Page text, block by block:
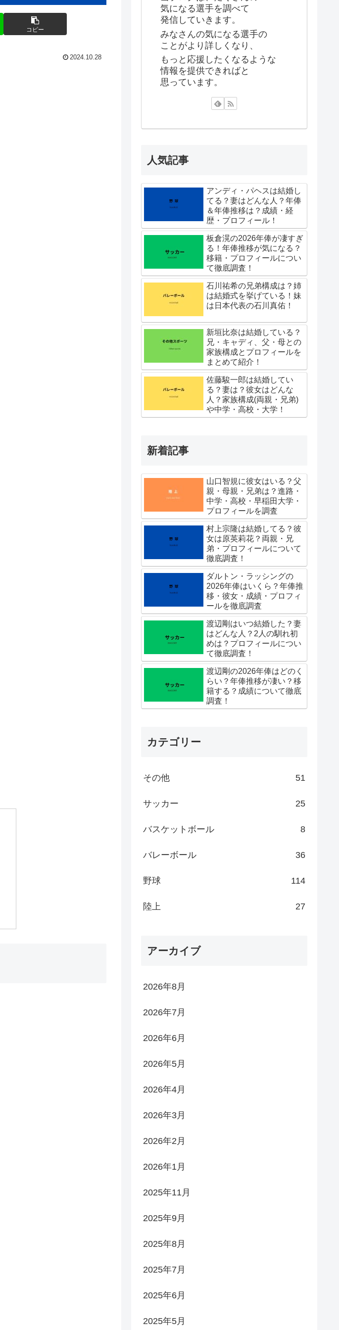
コピー
2024.10.28
気になる選手を調べて
発信していきます。
みなさんの気になる選手の
ことがより詳しくなり、
もっと応援したくなるような
情報を提供できればと
思っています。
人気記事
アンディ・パヘスは結婚し
てる？妻はどんな人？年俸
＆年俸推移は？成績・経
歴・プロフィール！
板倉滉の2026年俸が凄すぎ
る！年俸推移が気になる？
移籍・プロフィールについ
て徹底調査！
石川祐希の兄弟構成は？姉
は結婚式を挙げている！妹
は日本代表の石川真佑！
新垣比奈は結婚している？
兄・キャディ、父・母との
家族構成とプロフィールを
まとめて紹介！
佐藤駿一郎は結婚してい
る？妻は？彼女はどんな
人？家族構成(両親・兄弟)
や中学・高校・大学！
新着記事
山口智規に彼女はいる？父
親・母親・兄弟は？進路・
中学・高校・早稲田大学・
プロフィールを調査
村上宗隆は結婚してる？彼
女は原英莉花？両親・兄
弟・プロフィールについて
徹底調査！
ダルトン・ラッシングの
2026年俸はいくら？年俸推
移・彼女・成績・プロフィ
ールを徹底調査
渡辺剛はいつ結婚した？妻
はどんな人？2人の馴れ初
めは？プロフィールについ
て徹底調査！
渡辺剛の2026年俸はどのく
らい？年俸推移が凄い？移
籍する？成績について徹底
調査！
カテゴリー
その他 51
サッカー 25
バスケットボール 8
バレーボール 36
野球 114
陸上 27
アーカイブ
2026年8月
2026年7月
2026年6月
2026年5月
2026年4月
2026年3月
2026年2月
2026年1月
2025年11月
2025年9月
2025年8月
2025年7月
2025年6月
2025年5月